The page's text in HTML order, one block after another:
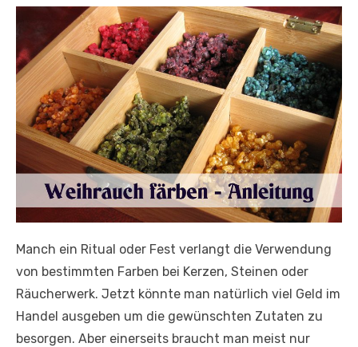
Manch ein Ritual oder Fest verlangt die Verwendung
von bestimmten Farben bei Kerzen, Steinen oder
Räucherwerk. Jetzt könnte man natürlich viel Geld im
Handel ausgeben um die gewünschten Zutaten zu
besorgen. Aber einerseits braucht man meist nur